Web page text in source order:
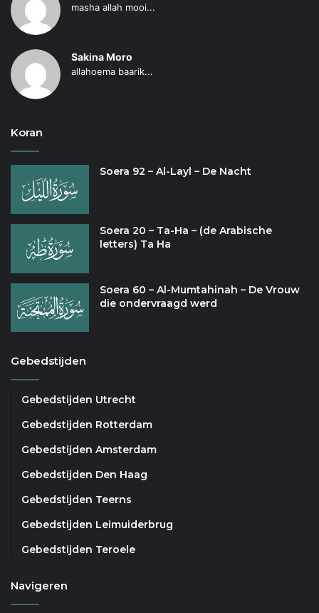
masha allah mooi...
Sakina Moro
allahoema baarik...
Koran
Soera 92 – Al-Layl – De Nacht
Soera 20 – Ta-Ha – (de Arabische
letters) Ta Ha
Soera 60 – Al-Mumtahinah – De Vrouw
die ondervraagd werd
Gebedstijden
Gebedstijden Utrecht
Gebedstijden Rotterdam
Gebedstijden Amsterdam
Gebedstijden Den Haag
Gebedstijden Teerns
Gebedstijden Leimuiderbrug
Gebedstijden Teroele
Navigeren